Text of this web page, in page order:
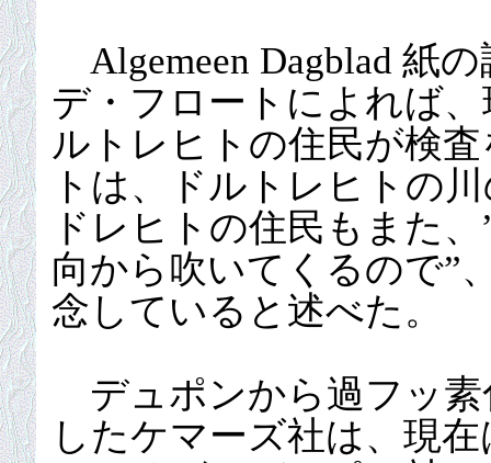
Algemeen Dagblad 紙
デ・フロートによれば
ルトレヒトの住民が検
トは、ドルトレヒトの
ドレヒトの住民もまた
向から吹いてくるので”
念していると述べた。
デュポンから過フッ素
したケマーズ社は、現